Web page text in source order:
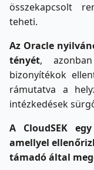
összekapcsolt
teheti.
Az Oracle
tényét,
bizonyítékok
rámutatva a
intézkedések
A CloudSEK egy
amellyel
támadó által